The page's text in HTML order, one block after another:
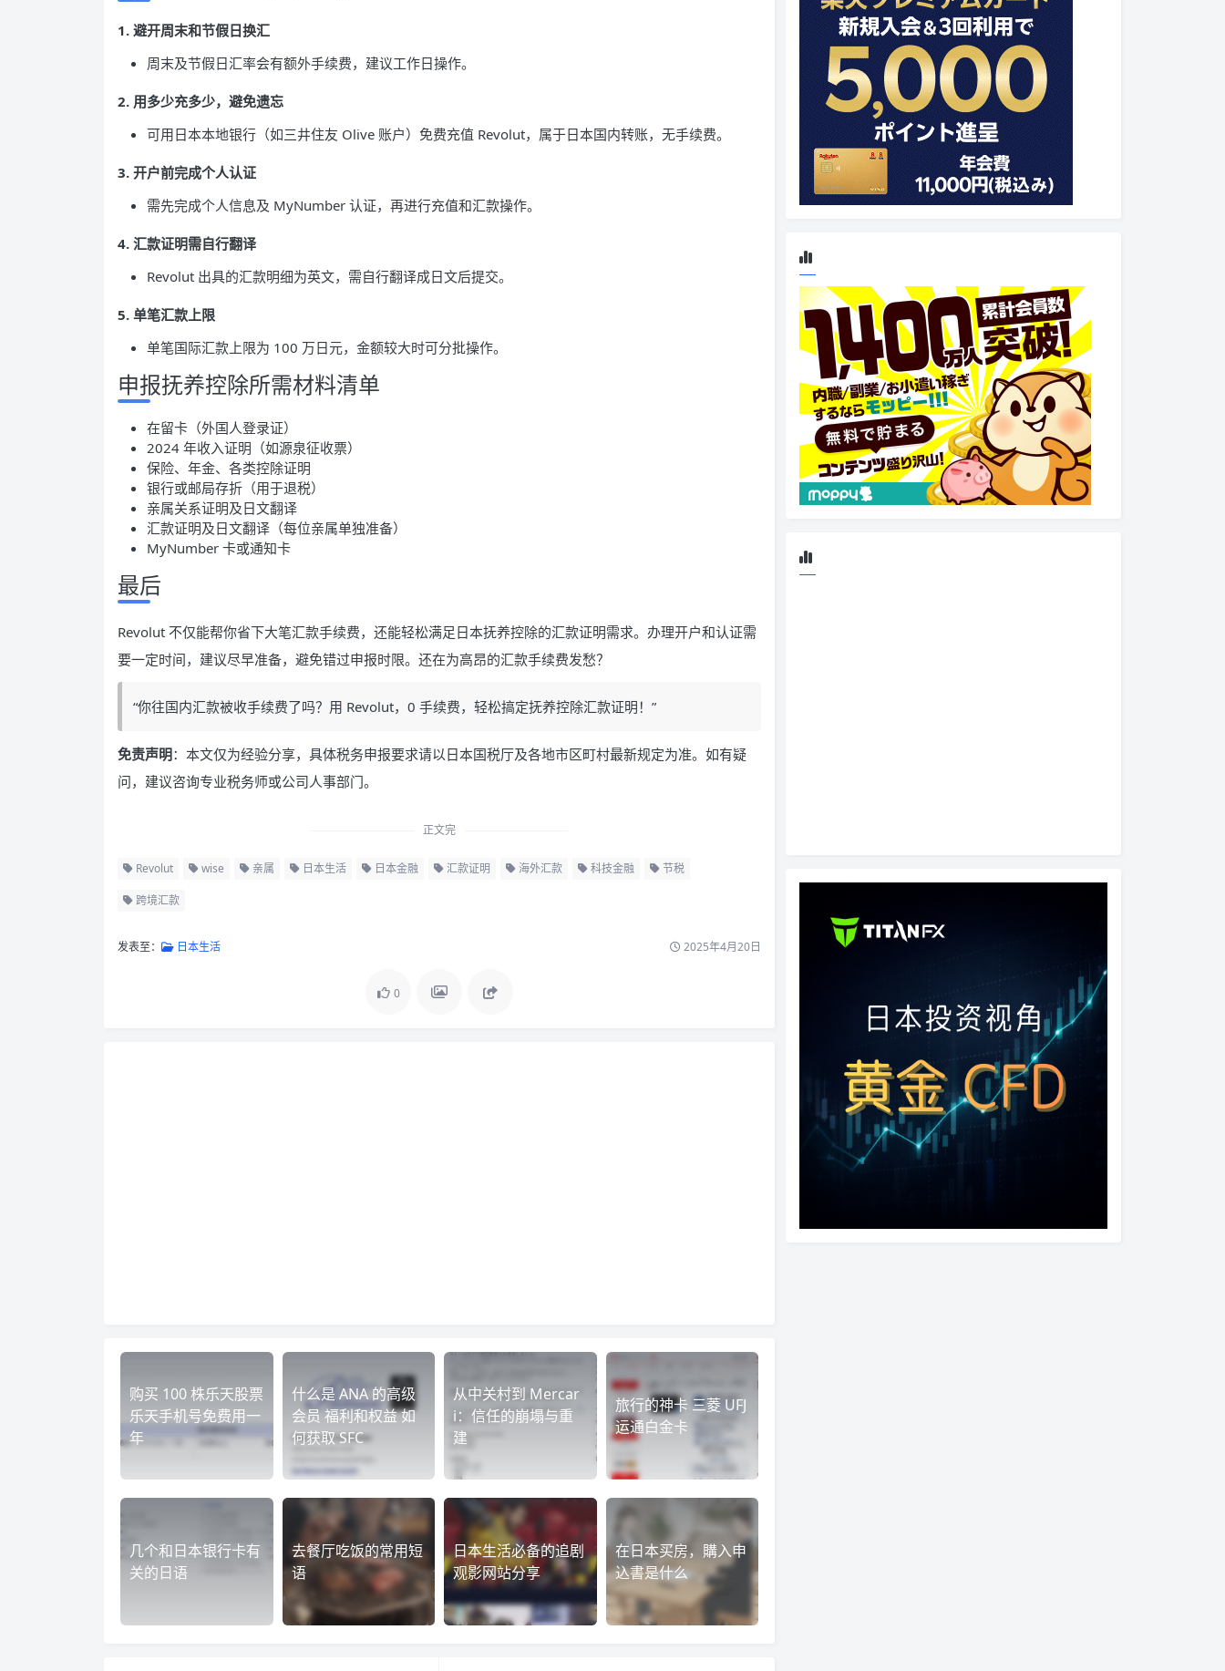
1. 避开周末和节假日换汇
周末及节假日汇率会有额外手续费，建议工作日操作。
2. 用多少充多少，避免遗忘
可用日本本地银行（如三井住友 Olive 账户）免费充值 Revolut，属于日本国内转账，无手续费。
3. 开户前完成个人认证
需先完成个人信息及 MyNumber 认证，再进行充值和汇款操作。
4. 汇款证明需自行翻译
Revolut 出具的汇款明细为英文，需自行翻译成日文后提交。
5. 单笔汇款上限
单笔国际汇款上限为 100 万日元，金额较大时可分批操作。
申报抚养控除所需材料清单
在留卡（外国人登录证）
2024 年收入证明（如源泉征收票）
保险、年金、各类控除证明
银行或邮局存折（用于退税）
亲属关系证明及日文翻译
汇款证明及日文翻译（每位亲属单独准备）
MyNumber 卡或通知卡
最后
Revolut 不仅能帮你省下大笔汇款手续费，还能轻松满足日本抚养控除的汇款证明需求。办理开户和认证需
要一定时间，建议尽早准备，避免错过申报时限。还在为高昂的汇款手续费发愁？
“你往国内汇款被收手续费了吗？用 Revolut，0 手续费，轻松搞定抚养控除汇款证明！”
免责声明：本文仅为经验分享，具体税务申报要求请以日本国税厅及各地市区町村最新规定为准。如有疑
问，建议咨询专业税务师或公司人事部门。
正文完
Revolut wise 亲属 日本生活 日本金融 汇款证明 海外汇款 科技金融 节税
跨境汇款
发表至： 日本生活 2025年4月20日
0
购买 100 株乐天股票
乐天手机号免费用一
年
什么是 ANA 的高级
会员 福利和权益 如
何获取 SFC
从中关村到 Mercar
i：信任的崩塌与重
建
旅行的神卡 三菱 UFJ
运通白金卡
几个和日本银行卡有
关的日语
去餐厅吃饭的常用短
语
日本生活必备的追剧
观影网站分享
在日本买房，購入申
込書是什么